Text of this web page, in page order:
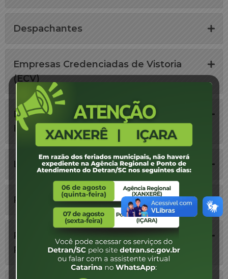
Despachantes
Empresas Credenciadas de Vistoria
(ECV)
Estampadoras de Placas de
Identificação Veicular (EPIV)
Leiloeiros
Plataformas EAD
Plataformas Tecnológicas - Ensino
Remoto